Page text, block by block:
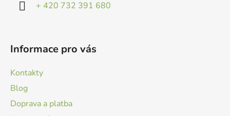
+ 420 732 391 680
Informace pro vás
Kontakty
Blog
Doprava a platba